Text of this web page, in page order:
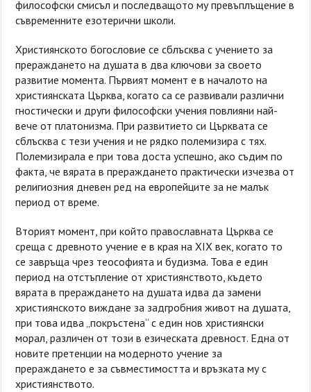
философски смисъл и последващото му превъплъщение в
съвременните езотерични школи.
Християнското богословие се сблъсква с учението за
прераждането на душата в два ключови за своето
развитие момента. Първият момент е в началото на
християнската Църква, когато са се развивали различни
гностически и други философски учения повлияни най-
вече от платонизма. При развитието си Църквата се
сблъсква с тези учения и не рядко полемизира с тях.
Полемизирала е при това доста успешно, ако съдим по
факта, че вярата в прераждането практически изчезва от
религиозния дневен ред на европейците за не малък
период от време.
Вторият момент, при който православната Църква се
среща с древното учение е в края на XIX век, когато то
се завръща чрез теософията и будизма. Това е един
период на отстъпление от християнството, където
вярата в прераждането на душата идва да замени
християнското виждане за задгробния живот на душата,
при това идва „покръстена“ с един нов християнски
морал, различен от този в езическата древност. Една от
новите претенции на модерното учение за
прераждането е за съвместимостта и връзката му с
християнството.